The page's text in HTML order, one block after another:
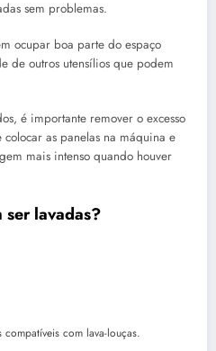
sem problemas.
ocupar boa parte do espaço
de outros utensílios que podem
é importante remover o excesso
as panelas na máquina e
mais intenso quando houver
ser lavadas?
compatíveis com lava-louças.